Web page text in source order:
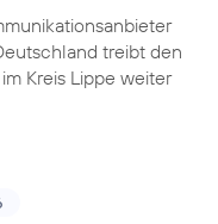
treibt den
Kreis Lippe weiter